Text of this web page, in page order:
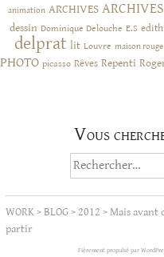
animation ARCHIVES
dessin Dominique Delouche E.S edith
delprat lit Louvre maison rouge
PHOTO picasso Rêves Repenti
Vous
Rechercher :
WORK>BLOG> 2012 >Mais avant
partir
Fièrement propulsé par